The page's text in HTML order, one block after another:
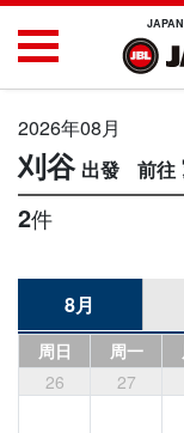
2026年08月
刈谷
2件
8月
周日 周一
26
27